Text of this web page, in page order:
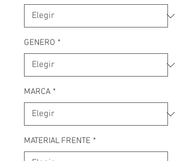
GENERO *
MARCA *
MATERIAL FRENTE *